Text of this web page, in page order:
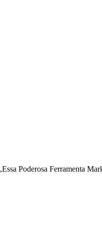
Poderosa Ferramenta